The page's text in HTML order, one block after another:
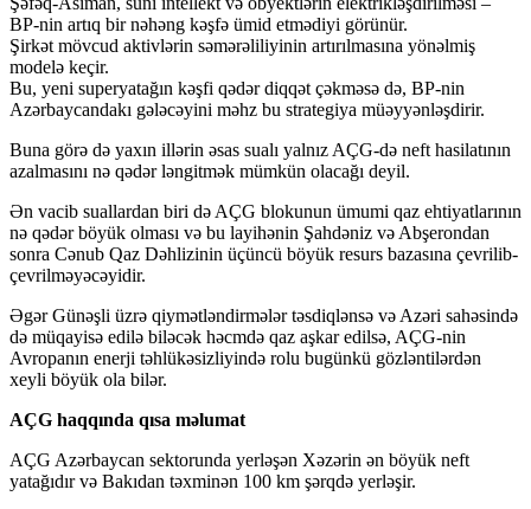
BP-nin artıq bir nəhəng kəşfə ümid etmədiyi görünür.
Şirkət mövcud aktivlərin səmərəliliyinin artırılmasına yönəlmiş
modelə keçir.
Bu, yeni superyatağın kəşfi qədər diqqət çəkməsə də, BP-nin
Azərbaycandakı gələcəyini məhz bu strategiya müəyyənləşdirir.
Buna görə də yaxın illərin əsas sualı yalnız AÇG-də neft hasilatının
azalmasını nə qədər ləngitmək mümkün olacağı deyil.
Ən vacib suallardan biri də AÇG blokunun ümumi qaz ehtiyatlarının
nə qədər böyük olması və bu layihənin Şahdəniz və Abşerondan
sonra Cənub Qaz Dəhlizinin üçüncü böyük resurs bazasına çevrilib-
çevrilməyəcəyidir.
Əgər Günəşli üzrə qiymətləndirmələr təsdiqlənsə və Azəri sahəsində
də müqayisə edilə biləcək həcmdə qaz aşkar edilsə, AÇG-nin
Avropanın enerji təhlükəsizliyində rolu bugünkü gözləntilərdən
xeyli böyük ola bilər.
AÇG haqqında qısa məlumat
AÇG Azərbaycan sektorunda yerləşən Xəzərin ən böyük neft
yatağıdır və Bakıdan təxminən 100 km şərqdə yerləşir.